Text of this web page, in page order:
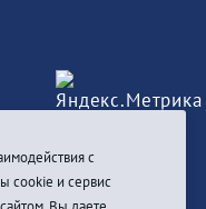
с
cookie и сервис